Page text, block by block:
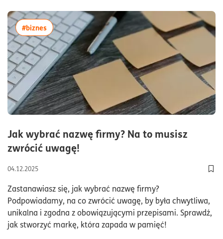
Jak wybrać nazwę firmy? Na to musisz
zwrócić uwagę!
04.12.2025
Zastanawiasz się, jak wybrać nazwę firmy?
Podpowiadamy, na co zwrócić uwagę, by była chwytliwa,
unikalna i zgodna z obowiązującymi przepisami. Sprawdź,
jak stworzyć markę, która zapada w pamięć!
#bizneswięcej artykułów z tagiem:#biznes